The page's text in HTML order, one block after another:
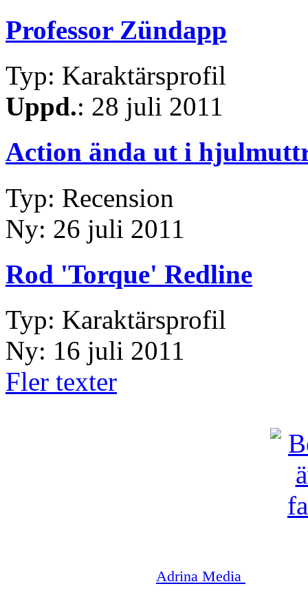
Professor Zündapp
Typ: Karaktärsprofil
Uppd.: 28 juli 2011
Action ända ut i
Typ: Recension
Ny: 26 juli 2011
Rod 'Torque' Redline
Typ: Karaktärsprofil
Ny: 16 juli 2011
Fler texter
Adrina Media